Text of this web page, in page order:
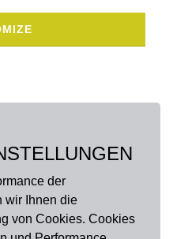
der
wir Ihnen die
von Cookies. Cookies